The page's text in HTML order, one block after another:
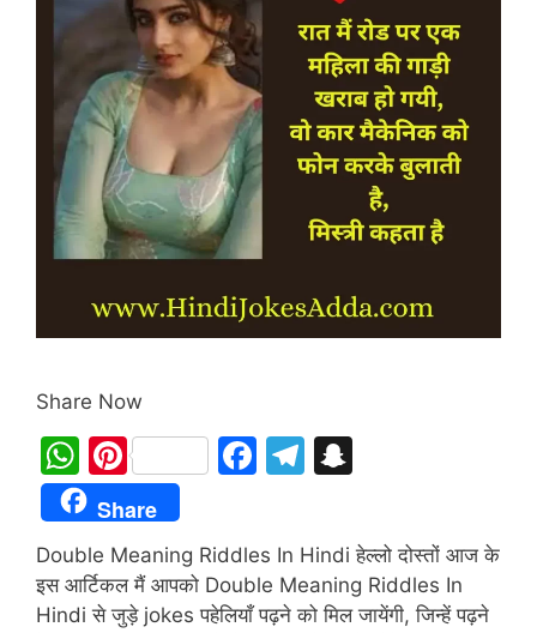
Share Now
W
h
at
s
A
Pi
nt
er
e
st
F
e
b
T
gr
a
a
p
c
Share
Double Meaning Riddles In Hindi हेल्लो दोस्तों आज के
इस आर्टिकल मैं आपको Double Meaning Riddles In
Hindi से जुड़े jokes पहेलियाँ पढ़ने को मिल जायेंगी, जिन्हें पढ़ने